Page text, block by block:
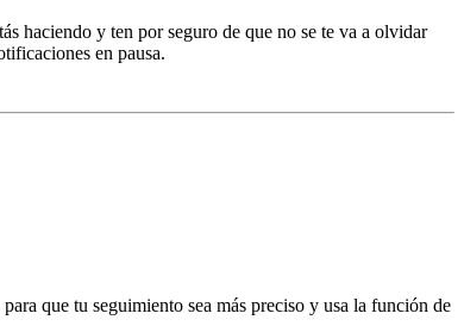
haciendo y ten por seguro de que no se te va a olvidar
en pausa.
que tu seguimiento sea más preciso y usa la función de